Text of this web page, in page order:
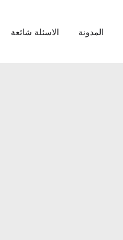
الاسئلة شائعة المدونة